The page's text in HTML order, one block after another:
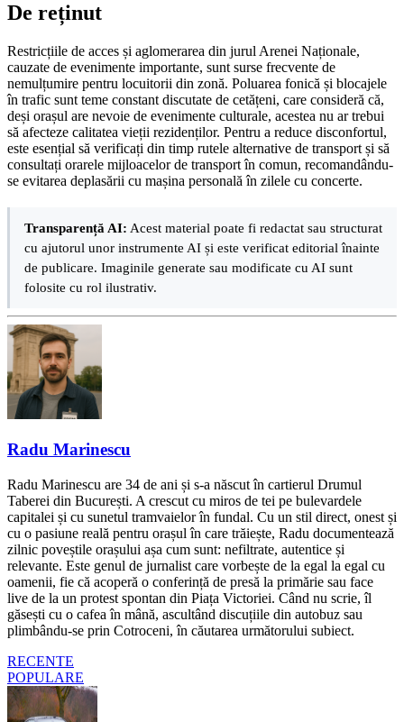
De reținut
Restricțiile de acces și aglomerarea din jurul Arenei Naționale,
cauzate de evenimente importante, sunt surse frecvente de
nemulțumire pentru locuitorii din zonă. Poluarea fonică și blocajele
în trafic sunt teme constant discutate de cetățeni, care consideră că,
deși orașul are nevoie de evenimente culturale, acestea nu ar trebui
să afecteze calitatea vieții rezidenților. Pentru a reduce disconfortul,
este esențial să verificați din timp rutele alternative de transport și să
consultați orarele mijloacelor de transport în comun, recomandându-
se evitarea deplasării cu mașina personală în zilele cu concerte.
Transparență AI: Acest material poate fi redactat sau structurat
cu ajutorul unor instrumente AI și este verificat editorial înainte
de publicare. Imaginile generate sau modificate cu AI sunt
folosite cu rol ilustrativ.
Radu Marinescu
Radu Marinescu are 34 de ani și s-a născut în cartierul Drumul
Taberei din București. A crescut cu miros de tei pe bulevardele
capitalei și cu sunetul tramvaielor în fundal. Cu un stil direct, onest și
cu o pasiune reală pentru orașul în care trăiește, Radu documentează
zilnic poveștile orașului așa cum sunt: nefiltrate, autentice și
relevante. Este genul de jurnalist care vorbește de la egal la egal cu
oamenii, fie că acoperă o conferință de presă la primărie sau face
live de la un protest spontan din Piața Victoriei. Când nu scrie, îl
găsești cu o cafea în mână, ascultând discuțiile din autobuz sau
plimbându-se prin Cotroceni, în căutarea următorului subiect.
RECENTE
POPULARE